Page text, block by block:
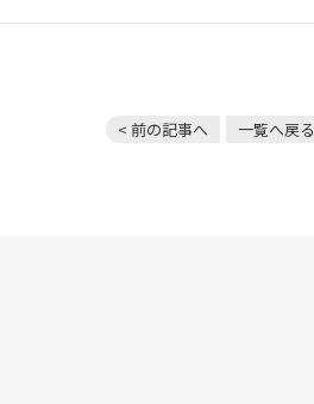
< 前の記事へ 一覧へ戻る